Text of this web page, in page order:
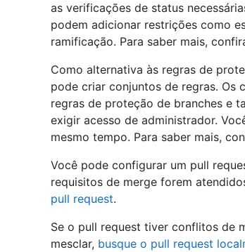
as verificações de status
podem adicionar restrições como
ramificação. Para saber mais,
Como alternativa às regras de
pode criar conjuntos de regras. Os
regras de proteção de branches e
exigir acesso de administrador.
mesmo tempo. Para saber mais,
Você pode configurar um pull
requisitos de merge forem
pull request.
Se o pull request tiver conflitos de
mesclar, busque o pull request